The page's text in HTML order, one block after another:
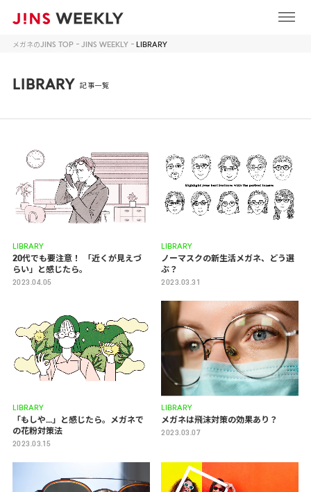
メガネのJINS TOP JINS WEEKLY LIBRARY
LIBRARY 記事一覧
LIBRARY
20代でも要注意！
「近くが見えづ
らい」と感じたら。
2023.04.05
LIBRARY
ノーマスクの新生活メガネ、どう選
ぶ？
2023.03.31
LIBRARY
「もしや...」と感じたら。メガネで
の花粉対策法
2023.03.15
LIBRARY
メガネは飛沫対策の効果あり？
2023.03.07